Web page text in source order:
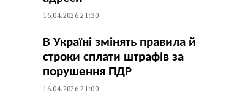
16.04.2026 21:30
В Україні змінять правила й
строки сплати штрафів за
порушення ПДР
16.04.2026 21:00